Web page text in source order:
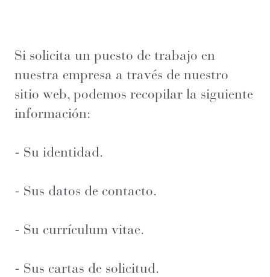
Si solicita un puesto de trabajo en
nuestra empresa a través de nuestro
sitio web, podemos recopilar la siguiente
información:
- Su identidad.
- Sus datos de contacto.
- Su currículum vitae.
- Sus cartas de solicitud.